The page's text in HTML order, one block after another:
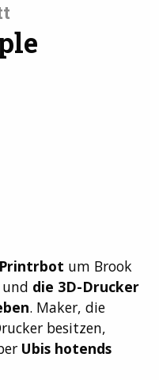
Printrbot um Brook
und die 3D-Drucker
. Maker, die
besitzen,
Ubis hotends